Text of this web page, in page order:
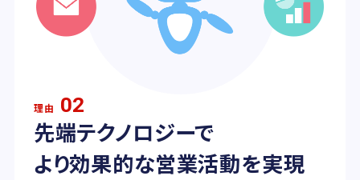
理由 02
先端テクノロジーで
より効果的な営業活動を実現